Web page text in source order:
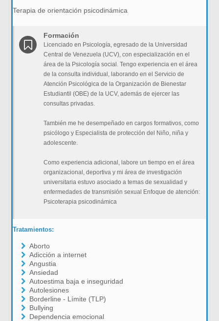
Terapia de orientación psicodinámica
Formación
Licenciado en Psicología, egresado de la Universidad
Central de Venezuela (UCV), con especialización en el
área de la Psicología social. Tengo experiencia en el área
de la consulta individual, laborando en el Servicio de
Atención Psicológica de la Organización de Bienestar
Estudiantil (OBE) de la UCV, además de ejercer las
consultas privadas.
También me he desempeñado en cargos formativos, como
psicólogo y Especialista de protección del Niño, niña y
adolescente.
Como experiencia adicional, labore un tiempo en el área
organizacional, deportiva y mi área de investigación
universitaria estuvo asociado a temas de sexualidad y
enfermedades de transmisión sexual Enfoque de atención:
Psicoterapia psicodinámica
Tratamientos:
Aborto
Adicción a internet
Angustia
Ansiedad
Autoestima baja e inseguridad
Autolesiones
Borderline - Límite (TLP)
Bullying
Dependencia emocional